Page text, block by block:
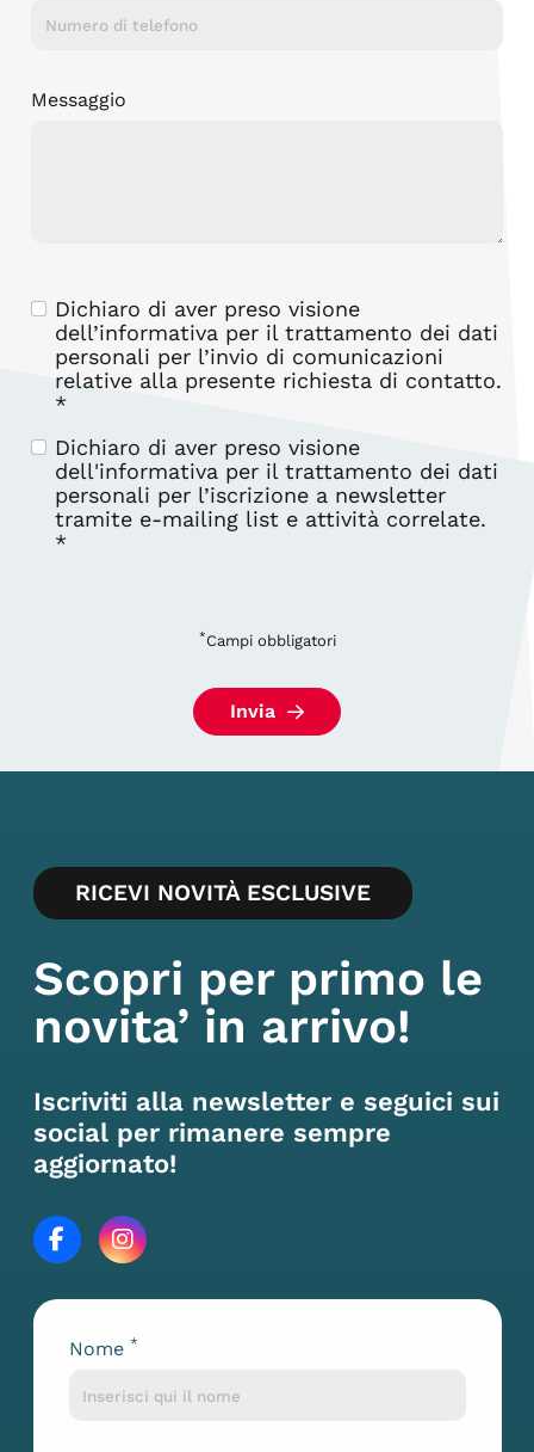
Messaggio
Dichiaro di aver preso visione
dell’informativa per il trattamento dei dati
personali per l’invio di comunicazioni
relative alla presente richiesta di contatto.
*
Dichiaro di aver preso visione
dell'informativa per il trattamento dei dati
personali per l’iscrizione a newsletter
tramite e-mailing list e attività correlate.
*
*Campi obbligatori
Invia
RICEVI NOVITÀ ESCLUSIVE
Scopri per primo le
novita’ in arrivo!
Iscriviti alla newsletter e seguici sui
social per rimanere sempre
aggiornato!
Lascia questo campo vuoto
Nome *